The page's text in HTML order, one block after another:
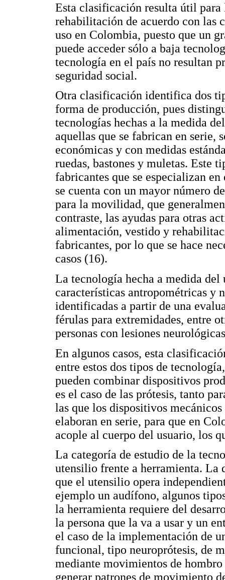
Esta clasificación resulta útil
rehabilitación de acuerdo con las
uso en Colombia, puesto que un
puede acceder sólo a baja
tecnología en el país no resultan
seguridad social.
Otra clasificación identifica dos
forma de producción, pues
tecnologías hechas a la medida
aquellas que se fabrican en serie,
económicas y con medidas
ruedas, bastones y muletas. Este
fabricantes que se especializan
se cuenta con un mayor número
para la movilidad, que
contraste, las ayudas para otras
alimentación, vestido y
fabricantes, por lo que se hace
casos (16).
La tecnología hecha a medida del
características antropométricas y
identificadas a partir de una
férulas para extremidades, entre
personas con lesiones
En algunos casos, esta
entre estos dos tipos de
pueden combinar dispositivos
es el caso de las prótesis, tanto
las que los dispositivos
elaboran en serie, para que en
acople al cuerpo del usuario, los
La categoría de estudio de la
utensilio frente a herramienta. La
que el utensilio opera
ejemplo un audífono, algunos
la herramienta requiere del
la persona que la va a usar y un
el caso de la implementación de
funcional, tipo neuroprótesis, de
mediante movimientos de
generar patrones de movimiento